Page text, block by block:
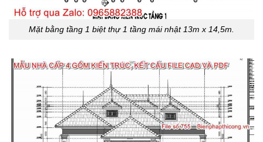
Mặt bằng tầng 1 biệt thự 1 tầng mái nhật 13m x 14,5m.